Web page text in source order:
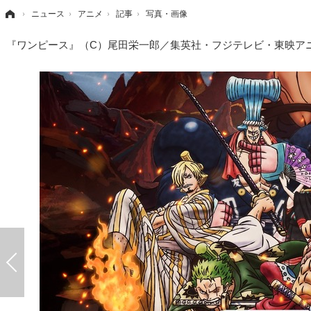
› ニュース › アニメ › 記事 › 写真・画像
『ワンピース』（C）尾田栄一郎／集英社・フジテレビ・東映ア